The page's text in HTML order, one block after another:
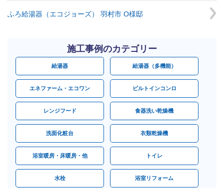
ふろ給湯器（エコジョーズ） 羽村市 O様邸
施工事例のカテゴリー
給湯器 給湯器（多機能）
エネファーム・エコワン ビルトインコンロ
レンジフード 食器洗い乾燥機
洗面化粧台 衣類乾燥機
浴室暖房・床暖房・他 トイレ
水栓 浴室リフォーム